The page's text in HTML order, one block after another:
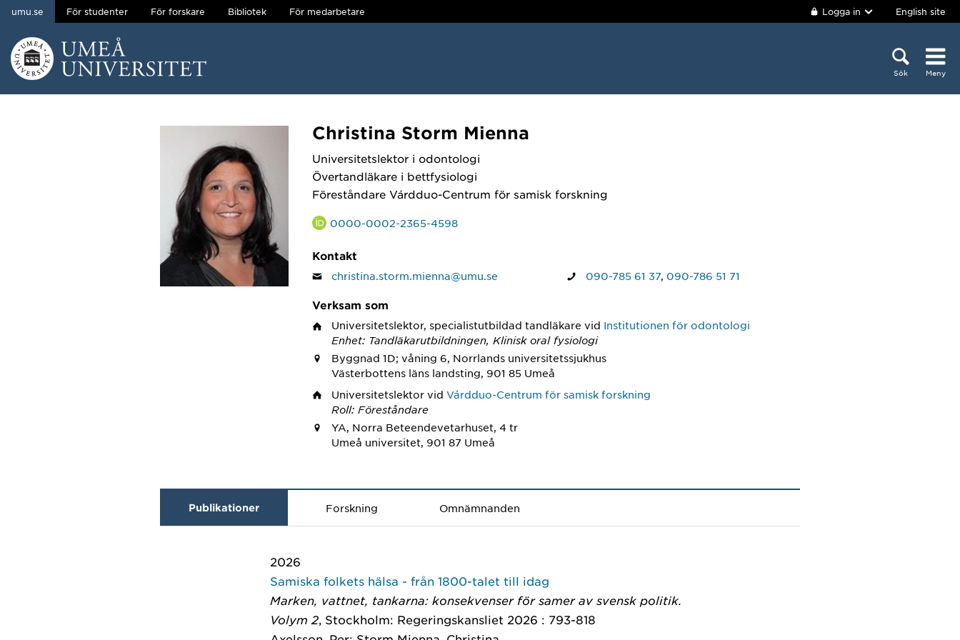
Hoppa direkt till innehållet
umu.se För studenter För forskare Bibliotek För medarbetare Logga in English site
Sök Meny
Christina Storm Mienna
Universitetslektor i odontologi
Övertandläkare i bettfysiologi
Föreståndare Várdduo-Centrum för samisk forskning
0000-0002-2365-4598
Kontakt
christina.storm.mienna@umu.se 090-785 61 37, 090-786 51 71
Verksam som
Universitetslektor, specialistutbildad tandläkare vid Institutionen för odontologi
Enhet: Tandläkarutbildningen, Klinisk oral fysiologi
Byggnad 1D; våning 6, Norrlands universitetssjukhus
Västerbottens läns landsting, 901 85 Umeå
Universitetslektor vid Várdduo-Centrum för samisk forskning
Roll: Föreståndare
YA, Norra Beteendevetarhuset, 4 tr
Umeå universitet, 901 87 Umeå
Publikationer Forskning Omnämnanden
2026
Samiska folkets hälsa - från 1800-talet till idag
Marken, vattnet, tankarna: konsekvenser för samer av svensk politik.
Volym 2 , Stockholm: Regeringskansliet 2026 : 793-818